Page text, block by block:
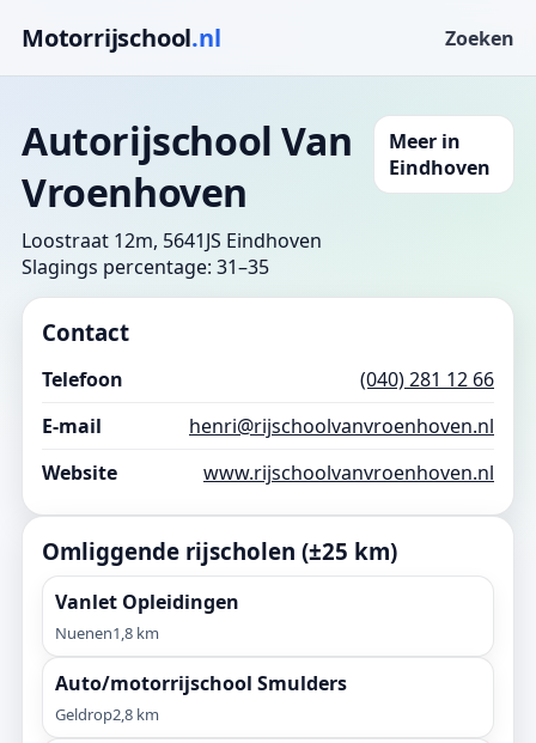
Motorrijschool.nl Zoeken
Autorijschool Van
Vroenhoven
Loostraat 12m, 5641JS Eindhoven
Slagings percentage: 31–35
Meer in
Eindhoven
Contact
Telefoon
(040) 281 12 66
E-mail
henri@rijschoolvanvroenhoven.nl
Website
www.rijschoolvanvroenhoven.nl
Omliggende rijscholen (±25 km)
Vanlet Opleidingen
Nuenen1,8 km
Auto/motorrijschool Smulders
Geldrop2,8 km